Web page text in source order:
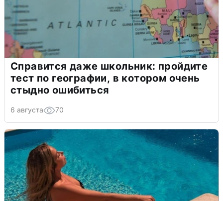
Справится даже школьник: пройдите
тест по географии, в котором очень
стыдно ошибиться
6 августа 70